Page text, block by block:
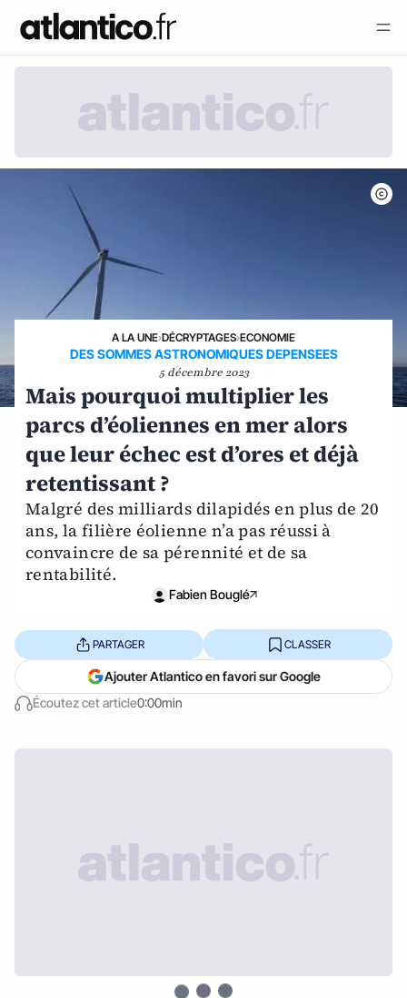
A LA UNE›DÉCRYPTAGES›ECONOMIE
DES SOMMES ASTRONOMIQUES DEPENSEES
5 décembre 2023
Mais pourquoi multiplier les
parcs d’éoliennes en mer alors
que leur échec est d’ores et déjà
retentissant ?
Malgré des milliards dilapidés en plus de 20
ans, la filière éolienne n’a pas réussi à
convaincre de sa pérennité et de sa
rentabilité.
Fabien Bouglé
Écoutez cet article0:00min
PARTAGER CLASSER
Ajouter Atlantico en favori sur Google